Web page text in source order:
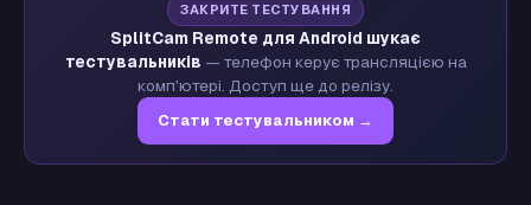
ЗАКРИТЕ ТЕСТУВАННЯ
SplitCam Remote для Android шукає
тестувальників — телефон керує трансляцією на
комп'ютері. Доступ ще до релізу.
Стати тестувальником →